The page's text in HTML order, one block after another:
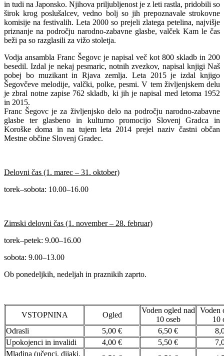
in tudi na Japonsko. Njihova priljubljenost je z leti rastla, pridobili so
širok krog poslušalcev, vedno bolj so jih prepoznavale strokovne
komisije na festivalih. Leta 2000 so prejeli zlatega petelina, najvišje
priznanje na področju narodno-zabavne glasbe, valček Kam le čas
beži pa so razglasili za vižo stoletja.
Vodja ansambla Franc Šegovc je napisal več kot 800 skladb in 200
besedil. Izdal je nekaj pesmaric, notnih zvezkov, napisal knjigi Naš
pobej bo muzikant in Rjava zemlja. Leta 2015 je izdal knjigo
Šegovčeve melodije, valčki, polke, pesmi. V tem življenjskem delu
je zbral notne zapise 762 skladb, ki jih je napisal med letoma 1952
in 2015.
Franc Šegovc je za življenjsko delo na področju narodno-zabavne
glasbe ter glasbeno in kulturno promocijo Slovenj Gradca in
Koroške doma in na tujem leta 2014 prejel naziv častni občan
Mestne občine Slovenj Gradec.
Delovni čas (1. marec – 31. oktober)
torek–sobota: 10.00–16.00
Zimski delovni čas (1. november – 28. februar)
torek–petek: 9.00–16.00
sobota: 9.00–13.00
Ob ponedeljkih, nedeljah in praznikih zaprto.
VSTOPNINA Ogled
Voden ogled nad
10 oseb
Voden
10
Odrasli
5,00 € 6,50 €
Upokojenci in invalidi
4,00 € 5,50 €
Mladina (učenci, dijaki,